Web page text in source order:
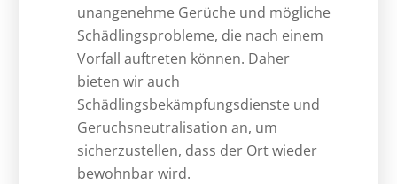
unangenehme Gerüche und mögliche
Schädlingsprobleme, die nach einem
Vorfall auftreten können. Daher
bieten wir auch
Schädlingsbekämpfungsdienste und
Geruchsneutralisation an, um
sicherzustellen, dass der Ort wieder
bewohnbar wird.